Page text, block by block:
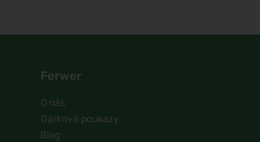
Ferwer
O nás
Dárkové poukazy
Blog